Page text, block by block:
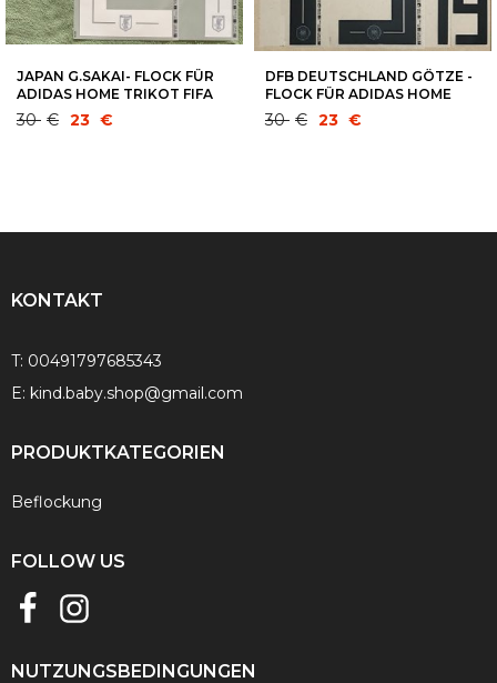
JAPAN G.SAKAI- FLOCK FÜR
ADIDAS HOME TRIKOT FIFA
WM 2018 - QUALIFIKATION
2020
30 €
Ursprünglicher
23 €
Aktueller
DFB DEUTSCHLAND GÖTZE -
FLOCK FÜR ADIDAS HOME
TRIKOT FIFA WM 2018-UEFA
EM 2020
30 €
Ursprünglicher
23 €
Aktueller
KONTAKT
T: 00491797685343
E: kind.baby.shop@gmail.com
PRODUKTKATEGORIEN
Beflockung
FOLLOW US
NUTZUNGSBEDINGUNGEN